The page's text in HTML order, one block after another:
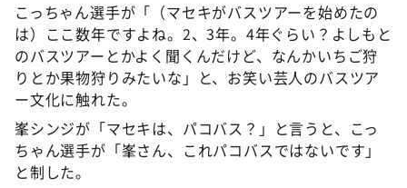
こっちゃん選手が「（マセキがバスツアーを始めたの
は）ここ数年ですよね。2、3年。4年ぐらい？よしもと
のバスツアーとかよく聞くんだけど、なんかいちご狩
りとか果物狩りみたいな」と、お笑い芸人のバスツア
ー文化に触れた。
峯シンジが「マセキは、パコバス？」と言うと、こっ
ちゃん選手が「峯さん、これパコバスではないです」
と制した。